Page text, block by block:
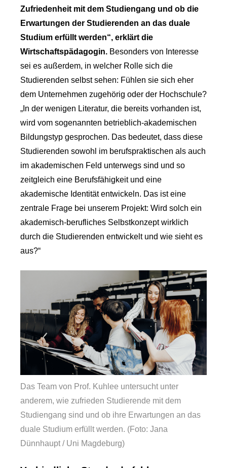
Zufriedenheit mit dem Studiengang und ob die
Erwartungen der Studierenden an das duale
Studium erfüllt werden“, erklärt die
Wirtschaftspädagogin. Besonders von Interesse
sei es außerdem, in welcher Rolle sich die
Studierenden selbst sehen: Fühlen sie sich eher
dem Unternehmen zugehörig oder der Hochschule?
„In der wenigen Literatur, die bereits vorhanden ist,
wird vom sogenannten betrieblich-akademischen
Bildungstyp gesprochen. Das bedeutet, dass diese
Studierenden sowohl im berufspraktischen als auch
im akademischen Feld unterwegs sind und so
zeitgleich eine Berufsfähigkeit und eine
akademische Identität entwickeln. Das ist eine
zentrale Frage bei unserem Projekt: Wird solch ein
akademisch-berufliches Selbstkonzept wirklich
durch die Studierenden entwickelt und wie sieht es
aus?“
Das Team von Prof. Kuhlee untersucht unter
anderem, wie zufrieden Studierende mit dem
Studiengang sind und ob ihre Erwartungen an das
duale Studium erfüllt werden. (Foto: Jana
Dünnhaupt / Uni Magdeburg)